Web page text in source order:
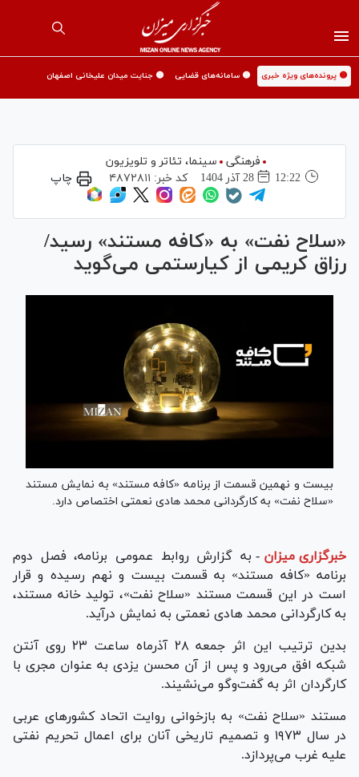
🟡 پرونده‌های ویژه خبری 🟡 سامانه‌های قضایی 🟡 جنایت میدان علیخانی اصفهان
فرهنگی
سینما،‌ تئاتر و تلویزیون
12:22
28 آذر 1404 کد خبر: ۴۸۷۲۸۱۱ چاپ
«سلاح نفت» به «کافه مستند» رسید/
رزاق کریمی از کیارستمی می‌گوید
بیست و نهمین قسمت از برنامه «کافه مستند» به نمایش مستند
«سلاح نفت» به کارگردانی محمد هادی نعمتی اختصاص دارد.
خبرگزاری میزان - به گزارش روابط عمومی برنامه، فصل دوم
برنامه «کافه مستند» به قسمت بیست و نهم رسیده و قرار
است در این قسمت مستند «سلاح نفت»، تولید خانه مستند،
به کارگردانی محمد هادی نعمتی به نمایش درآید.
بدین ترتیب این اثر جمعه ۲۸ آذرماه ساعت ۲۳ روی آنتن
شبکه افق می‌رود و پس از آن محسن یزدی به عنوان مجری با
کارگردان اثر به گفت‌و‌گو می‌نشیند.
مستند «سلاح نفت» به بازخوانی روایت اتحاد کشور‌های عربی
در سال ۱۹۷۳ و تصمیم تاریخی آنان برای اعمال تحریم نفتی
علیه غرب می‌پردازد.